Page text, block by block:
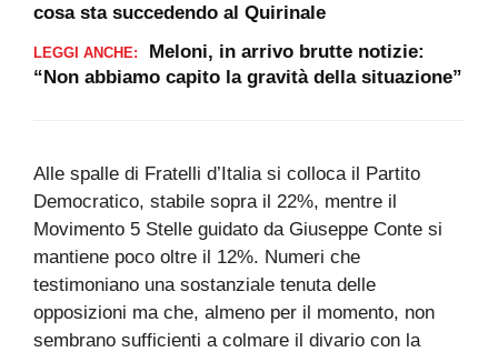
cosa sta succedendo al Quirinale
LEGGI ANCHE:
Meloni, in arrivo brutte notizie:
“Non abbiamo capito la gravità della situazione”
Alle spalle di Fratelli d’Italia si colloca il Partito
Democratico, stabile sopra il 22%, mentre il
Movimento 5 Stelle guidato da Giuseppe Conte si
mantiene poco oltre il 12%. Numeri che
testimoniano una sostanziale tenuta delle
opposizioni ma che, almeno per il momento, non
sembrano sufficienti a colmare il divario con la